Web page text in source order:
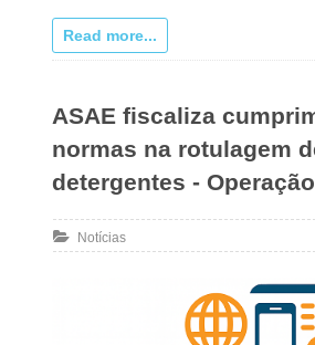
Read more...
ASAE fiscaliza
normas na rotulagem
detergentes -
Notícias